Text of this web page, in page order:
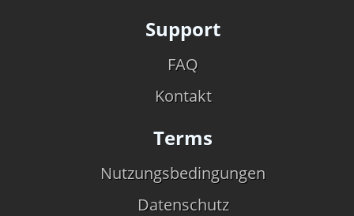
Support
FAQ
Kontakt
Terms
Nutzungsbedingungen
Datenschutz